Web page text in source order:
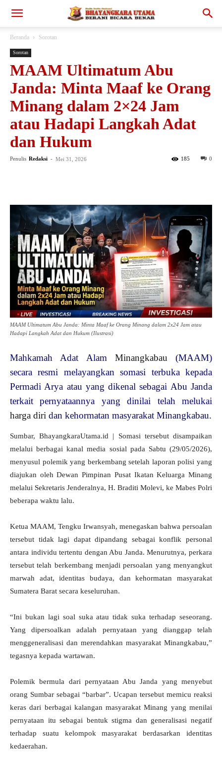
Beranda Sorotan
Sorotan
MAAM Ultimatum Abu
Janda: Minta Maaf ke Orang
Minang dalam 2×24 Jam
atau Hadapi Langkah Adat
dan Hukum
Penulis Redaksi - Mei 31, 2026 0
185
MAAM Ultimatum Abu Janda: Minta Maaf ke Orang Minang dalam 2x24 Jam atau
Hadapi Langkah Adat dan Hukum (Ilustrasi)
Mahkamah Adat Alam Minangkabau (MAAM)
secara resmi melayangkan somasi terbuka kepada
Permadi Arya atau yang dikenal sebagai Abu Janda
terkait pernyataannya yang dinilai telah melukai
harga diri dan kehormatan masyarakat Minangkabau.
Sumbar, BhayangkaraUtama.id | Somasi tersebut disampaikan
melalui berbagai kanal media sosial pada Sabtu (29/05/2026),
menyusul polemik yang berkembang setelah laporan polisi yang
diajukan oleh Dewan Pimpinan Pusat Ikatan Keluarga Minang
melalui Sekretaris Jenderalnya, H. Braditi Molevi, ke Mabes Polri
beberapa waktu lalu.
Ketua MAAM, Tengku Irwansyah, menegaskan bahwa persoalan
tersebut tidak lagi dapat dipandang sebagai konflik personal
antara individu tertentu dengan Abu Janda. Menurutnya, perkara
tersebut telah berkembang menjadi persoalan yang menyangkut
marwah adat, identitas budaya, dan kehormatan masyarakat
Sumatera Barat secara keseluruhan.
“Ini bukan lagi soal suka atau tidak suka terhadap seseorang.
Yang dipersoalkan adalah pernyataan yang dianggap telah
menggeneralisasi dan merendahkan masyarakat Minangkabau,”
tegasnya kepada wartawan.
Polemik bermula dari pernyataan Abu Janda yang menyebut
orang Sumbar sebagai “barbar”. Ucapan tersebut memicu reaksi
keras dari berbagai kalangan masyarakat Minang yang menilai
pernyataan itu sebagai bentuk stigma dan generalisasi negatif
terhadap suatu kelompok masyarakat berdasarkan identitas
kedaerahan.